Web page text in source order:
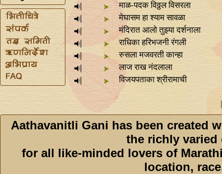
माळ-पदक विठ्ठल विसरला
मेघासम हा श्याम सावळा
मंदिरात आलो तुझ्या दर्शनाला
राधिका हरिभजनी रंगली
रुसला मजवरती कान्हा
लाज राख नंदलाला
विजयपताका श्रीरामाची
Aathavanitli Gani has been created
the richly varied
for all like-minded lovers of
location,